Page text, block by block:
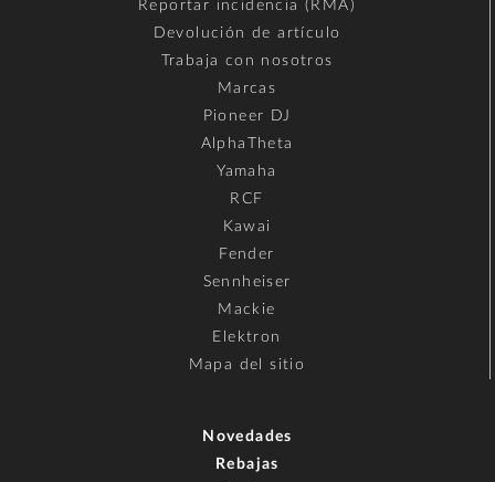
Reportar incidencia (RMA)
Devolución de artículo
Trabaja con nosotros
Marcas
Pioneer DJ
AlphaTheta
Yamaha
RCF
Kawai
Fender
Sennheiser
Mackie
Elektron
Mapa del sitio
Novedades
Rebajas